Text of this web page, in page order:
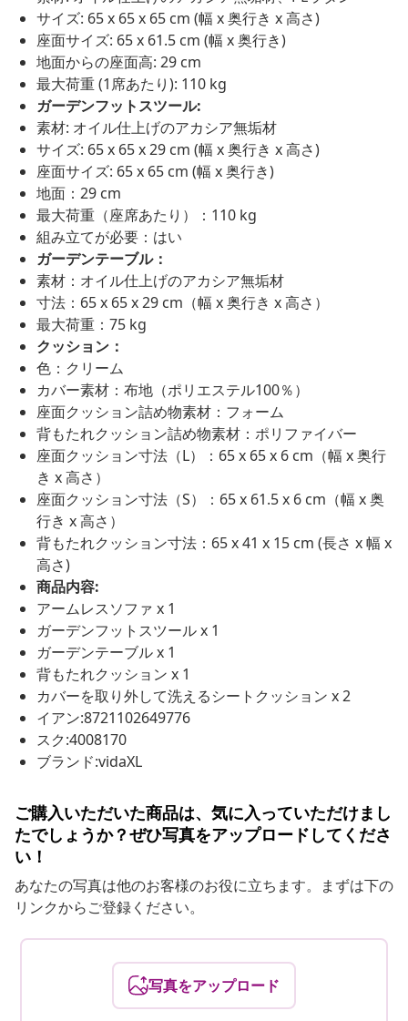
サイズ: 65 x 65 x 65 cm (幅 x 奥行き x 高さ)
座面サイズ: 65 x 61.5 cm (幅 x 奥行き)
地面からの座面高: 29 cm
最大荷重 (1席あたり): 110 kg
ガーデンフットスツール:
素材: オイル仕上げのアカシア無垢材
サイズ: 65 x 65 x 29 cm (幅 x 奥行き x 高さ)
座面サイズ: 65 x 65 cm (幅 x 奥行き)
地面：29 cm
最大荷重（座席あたり）：110 kg
組み立てが必要：はい
ガーデンテーブル：
素材：オイル仕上げのアカシア無垢材
寸法：65 x 65 x 29 cm（幅 x 奥行き x 高さ）
最大荷重：75 kg
クッション：
色：クリーム
カバー素材：布地（ポリエステル100％）
座面クッション詰め物素材：フォーム
背もたれクッション詰め物素材：ポリファイバー
座面クッション寸法（L）：65 x 65 x 6 cm（幅 x 奥行
き x 高さ）
座面クッション寸法（S）：65 x 61.5 x 6 cm（幅 x 奥
行き x 高さ）
背もたれクッション寸法：65 x 41 x 15 cm (長さ x 幅 x
高さ)
商品内容:
アームレスソファ x 1
ガーデンフットスツール x 1
ガーデンテーブル x 1
背もたれクッション x 1
カバーを取り外して洗えるシートクッション x 2
イアン:8721102649776
スク:4008170
ブランド:vidaXL
ご購入いただいた商品は、気に入っていただけまし
たでしょうか？ぜひ写真をアップロードしてくださ
い！
あなたの写真は他のお客様のお役に立ちます。まずは下の
リンクからご登録ください。
写真をアップロード